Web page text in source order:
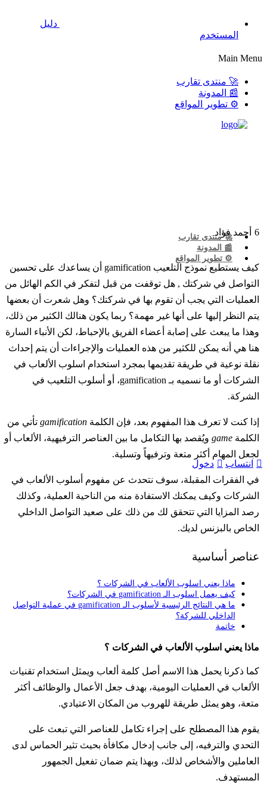
دليل
المستخدم
Main Menu
🚀 منتدى تقارب
📰 المدونة
⚙️ تطوير المواقع
🚀 منتدى تقارب
📰 المدونة
⚙️ تطوير المواقع
انتساب دخول
6 أحمد فؤاد
كيف يستطيع نموذج التلعيب gamification أن يساعدك على تحسين
التواصل في شركتك , هل توقفت من قبل لتفكر في الكم الهائل من
العمليات التي يجب أن تقوم بها في شركتك؟ وهل شعرت أن بعضها
يتم النظر إليها على أنها غير مهمة؟ ربما يكون هنالك الكثير من ذلك،
وهذا ما يبعث على إصابة أعضاء الفريق بالإحباط، لكن الأنباء السارة
هنا هي أنه يمكن للكثير من هذه العمليات والإجراءات أن يتم إحداث
نقلة نوعية في طريقة تقديمها بمجرد استخدام اسلوب الألعاب في
الشركات أو ما نسميه بـ gamification، أو أسلوب التلعيب في
الشركة.
إذا كنت لا تعرف هذا المفهوم بعد، فإن الكلمةgamification تأتي من
الكلمةgame ويُقصد بها التكامل ما بين العناصر الترفيهية، الألعاب أو
لجعل المهام أكثر متعة وترفيهاً وتسلية.
في الفقرات المقبلة، سوف نتحدث عن مفهوم أسلوب الألعاب في
الشركات وكيف يمكنك الاستفادة منه من الناحية العملية، وكذلك
رصد المزايا التي تتحقق لك من ذلك على صعيد التواصل الداخلي
الخاص بالبزنس لديك.
عناصر أساسية
ماذا يعني اسلوب الألعاب في الشركات ؟
كيف يعمل اسلوب الـ gamification في الشركات؟
ما هي النتائج الرئيسية لأسلوب الـ gamification في عملية التواصل
الداخلي للشركة؟
خاتمة
ماذا يعني اسلوب الألعاب في الشركات ؟
كما ذكرنا يحمل هذا الاسم أصل كلمة ألعاب ويمثل استخدام تقنيات
الألعاب في العمليات اليومية، بهدف جعل الأعمال والوظائف أكثر
متعة، وهو يمثل طريقة للهروب من المكان الاعتيادي.
يقوم هذا المصطلح على إجراء تكامل للعناصر التي تبعث على
التحدي والترفيه، إلى جانب إدخال مكافأة بحيث تثير الحماس لدى
العاملين والأشخاص لذلك، وبهذا يتم ضمان تفعيل الجمهور
المستهدف.